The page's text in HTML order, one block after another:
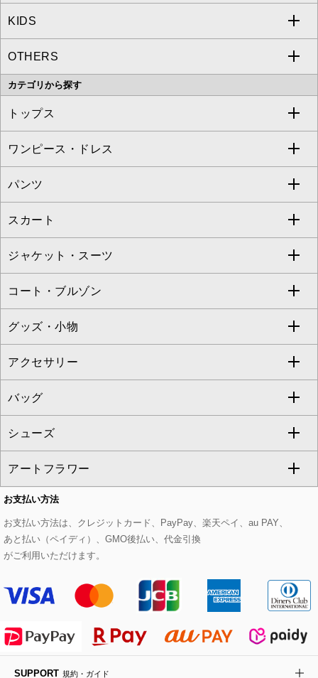
MICHEL KLEIN
MK MICHEL KLEIN
OFUON le MK
eur3
Maison de CINQ
MK MICHEL KLEIN BAG
HIROKO KOSHINO
a.v.v
MICHEL KLEIN HOMME
MK MICHEL KLEIN HOMME
KIDS
a.v.v
OTHERS
MK MICHEL KLEIN BAG
カテゴリから探す
トップス
すべてのトップス
カットソー・Tシャツ
ブラウス・シャツ
ニット・セーター
カーディガン
アンサンブルセット
ベスト・ジレ
パーカー
タンクトップ・キャミソール
スウェット・ジャージー
その他のトップス
ワンピース・ドレス
すべてのワンピース・ドレス
ワンピース
ドレス
チュニック
ジャンパースカート
その他のワンピース・ドレス
パンツ
すべてのパンツ
フルレングスパンツ
クロップド・半端丈パンツ
ガウチョ・ワイドパンツ
ハーフ・ショート丈パンツ
サロペット・オールインワン
その他のパンツ
スカート
すべてのスカート
ロング・マキシ丈スカート
ひざ丈スカート
ミモレ丈スカート
ショート・ミニ丈スカート
その他のスカート
ジャケット・スーツ
すべてのジャケット・スーツ
テーラードジャケット
ノーカラージャケット
セットアップ
セットアップジャケット
セットアップパンツ
セットアップスカート
セットアップワンピース
コート・ブルゾン
すべてのコート・ブルゾン
トレンチコート
ピーコート
ダッフルコート
チェスターコート
モッズコート
ステンカラーコート
ライダースジャケット
デニムジャケット
グッズ・小物
すべてのグッズ・小物
マスク
ストール・マフラー・スヌード
ベルト・サスペンダー
帽子
ヘアアクセサリー
ハンカチ・バンダナ
手袋
アクセサリー
すべてのアクセサリー
ネックレス
ピアス・イヤリング
ブレスレット・バングル
ブローチ・コサージュ
バッグ
すべてのバッグ
トートバッグ
ショルダーバッグ
ボストンバッグ
バックパック・リュック
ボディバッグ・メッセンジャーバッグ
シューズ
すべてのシューズ
パンプス
スニーカー
フラットシューズ
ローファー
アートフラワー
すべてのアートフラワー
ローズ
カサブランカ・カラー
ラナンキュラス
お支払い方法
お支払い方法は、クレジットカード、PayPay、楽天ペイ、au PAY、
あと払い（ペイディ）、GMO後払い、代金引換
がご利用いただけます。
SUPPORT 規約・ガイド